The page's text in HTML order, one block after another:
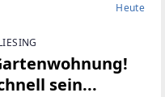
Heute
sein...